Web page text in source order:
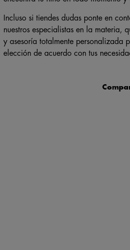
Incluso si tiendes dudas ponte en
nuestros especialistas en la materia,
y asesoría totalmente personalizada
elección de acuerdo con tus